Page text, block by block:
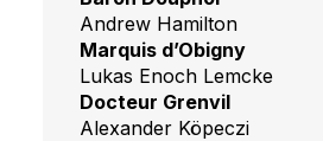
Andrew Hamilton
Marquis d’Obigny
Lukas Enoch Lemcke
Docteur Grenvil
Alexander Köpeczi